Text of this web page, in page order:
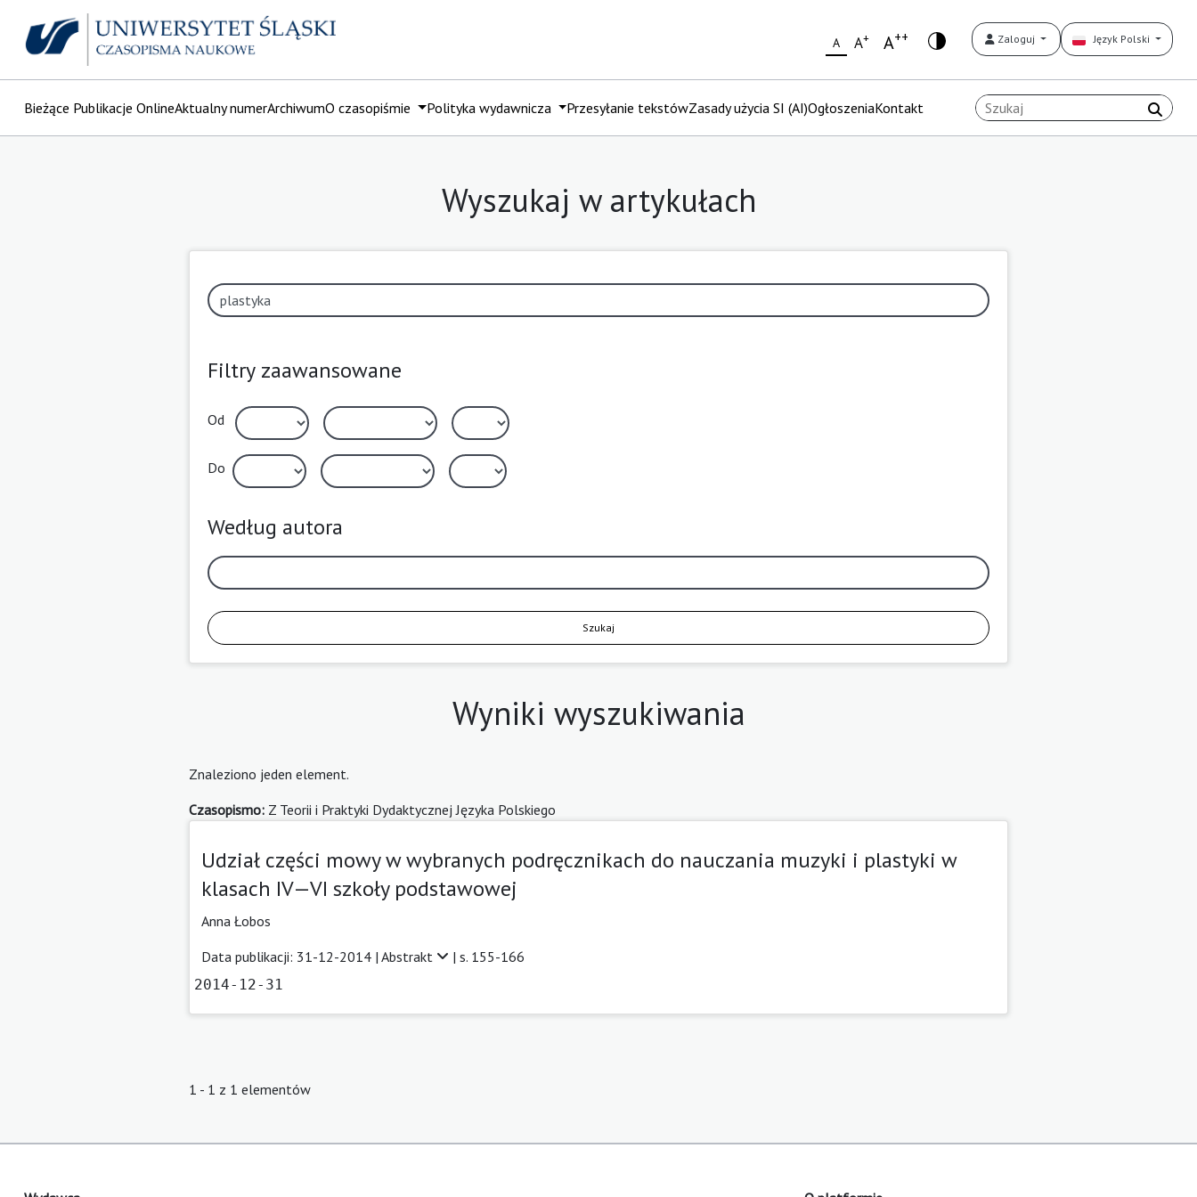
A A+ A++ Zaloguj Język Polski
Bieżące Publikacje OnlineAktualny numerArchiwumO czasopiśmie Polityka wydawnicza Przesyłanie tekstówZasady użycia SI (AI)OgłoszeniaKontakt
Wyszukaj w artykułach
Filtry zaawansowane
Od
Do
Według autora
Szukaj
Wyniki wyszukiwania
Znaleziono jeden element.
Czasopismo: Z Teorii i Praktyki Dydaktycznej Języka Polskiego
Udział części mowy w wybranych podręcznikach do nauczania muzyki i plastyki w
klasach IV—VI szkoły podstawowej
Anna Łobos
Data publikacji: 31-12-2014 | Abstrakt | s. 155-166
2014-12-31
1 - 1 z 1 elementów